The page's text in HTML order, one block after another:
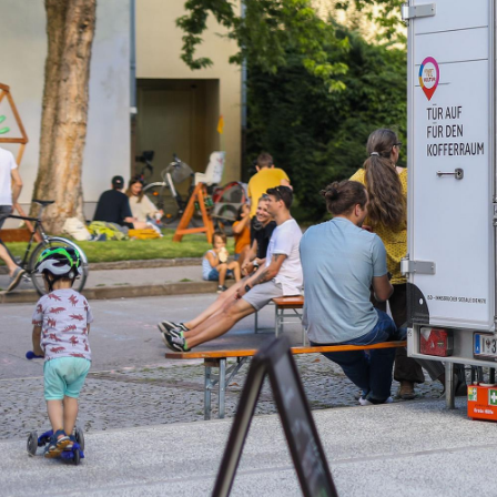
Services
Projekte
News
Kontakt
Copyright
Datenschutz